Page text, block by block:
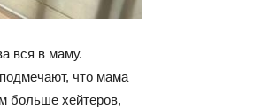
вся в маму.
что мама
больше хейтеров,